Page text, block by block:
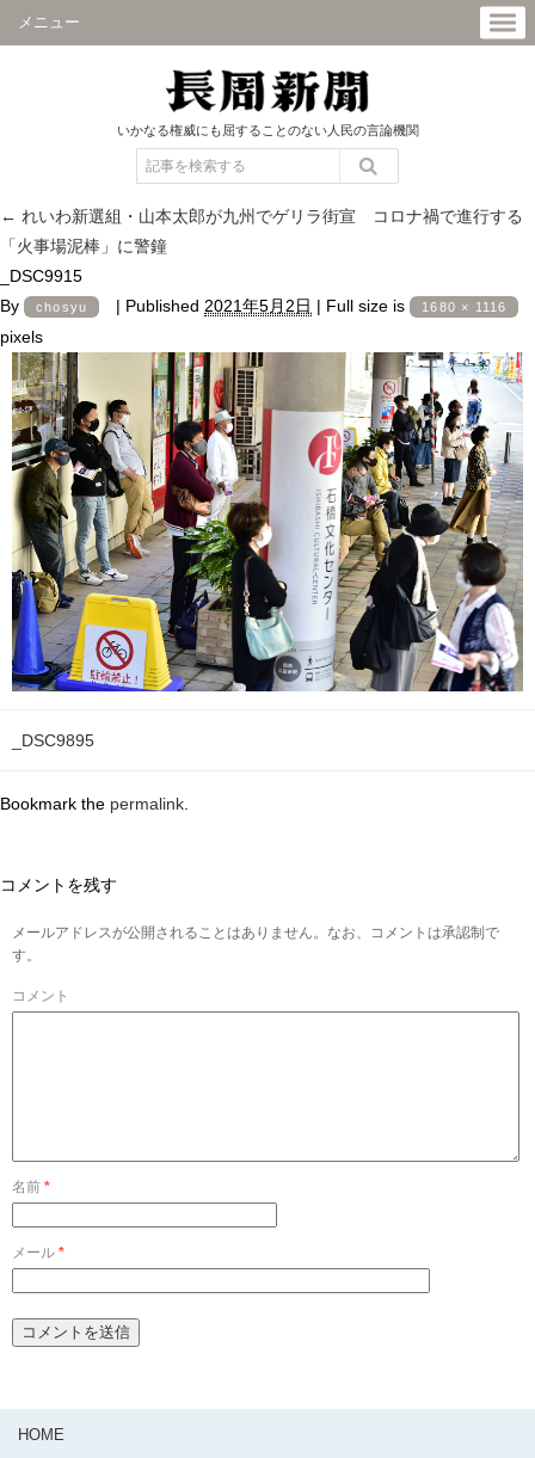
メニュー
いかなる権威にも屈することのない人民の言論機関
← れいわ新選組・山本太郎が九州でゲリラ街宣 コロナ禍で進行する
「火事場泥棒」に警鐘
_DSC9915
By
chosyu | Published 2021年5月2日 | Full size is 1680 × 1116
pixels
_DSC9895
Bookmark the permalink
コメントを残す
メールアドレスが公開されることはありません。なお、コメントは承認制で
す。
コメント
名前 *
メール *
HOME